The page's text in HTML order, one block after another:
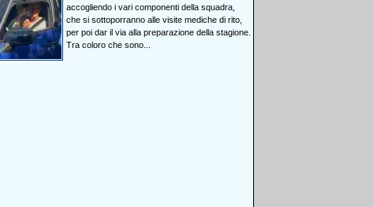
accogliendo i vari componenti della squadra,
che si sottoporranno alle visite mediche di rito,
per poi dar il via alla preparazione della stagione.
Tra coloro che sono...